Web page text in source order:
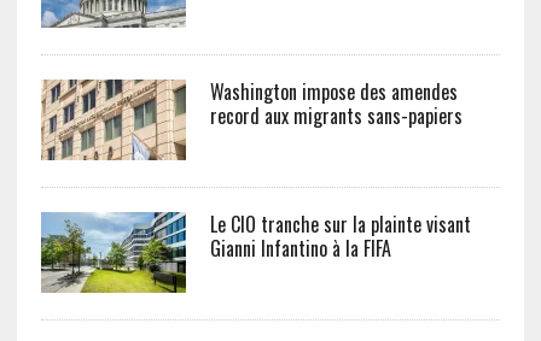
Washington impose des amendes
record aux migrants sans-papiers
Le CIO tranche sur la plainte visant
Gianni Infantino à la FIFA